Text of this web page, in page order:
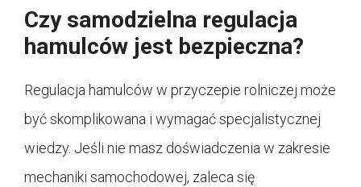
Czy samodzielna regulacja
hamulców jest bezpieczna?
Regulacja hamulców w przyczepie rolniczej może
być skomplikowana i wymagać specjalistycznej
wiedzy. Jeśli nie masz doświadczenia w zakresie
mechaniki samochodowej, zaleca się